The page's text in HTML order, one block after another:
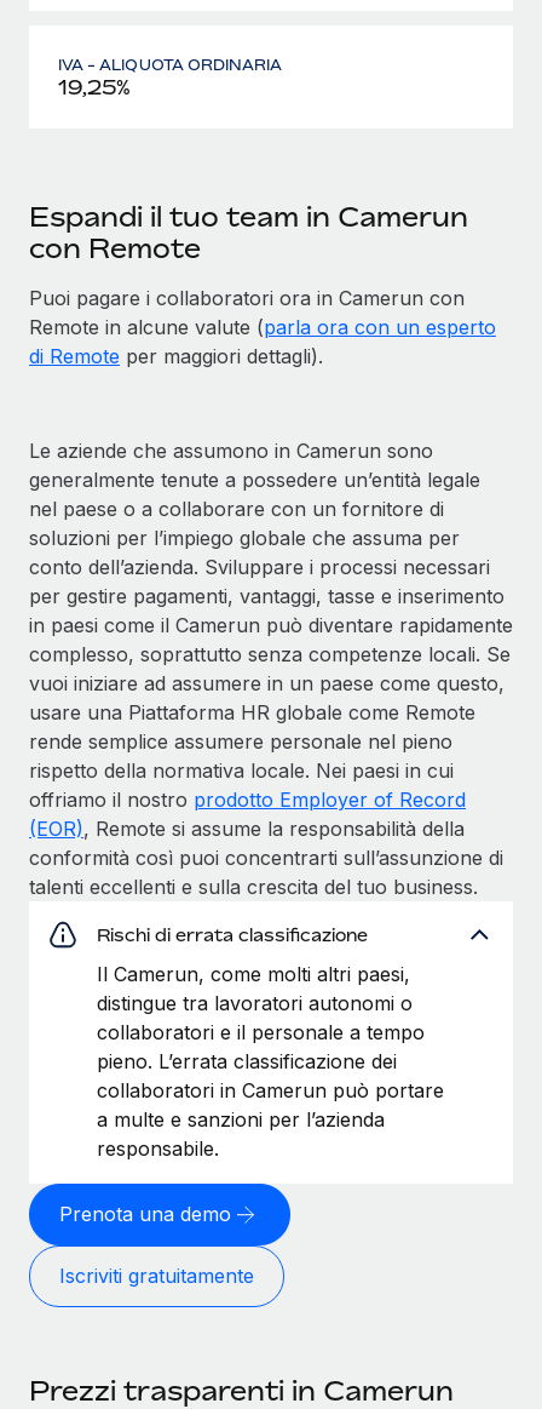
IVA - ALIQUOTA ORDINARIA
19,25%
Espandi il tuo team in Camerun
con Remote
Puoi pagare i collaboratori ora in Camerun con
Remote in alcune valute (parla ora con un esperto
di Remote per maggiori dettagli).
Le aziende che assumono in Camerun sono
generalmente tenute a possedere un’entità legale
nel paese o a collaborare con un fornitore di
soluzioni per l’impiego globale che assuma per
conto dell’azienda. Sviluppare i processi necessari
per gestire pagamenti, vantaggi, tasse e inserimento
in paesi come il Camerun può diventare rapidamente
complesso, soprattutto senza competenze locali. Se
vuoi iniziare ad assumere in un paese come questo,
usare una Piattaforma HR globale come Remote
rende semplice assumere personale nel pieno
rispetto della normativa locale. Nei paesi in cui
offriamo il nostro prodotto Employer of Record
(EOR), Remote si assume la responsabilità della
conformità così puoi concentrarti sull’assunzione di
talenti eccellenti e sulla crescita del tuo business.
Rischi di errata classificazione
Il Camerun, come molti altri paesi,
distingue tra lavoratori autonomi o
collaboratori e il personale a tempo
pieno. L’errata classificazione dei
collaboratori in Camerun può portare
a multe e sanzioni per l’azienda
responsabile.
Prenota una demo
Iscriviti gratuitamente
Prezzi trasparenti in Camerun